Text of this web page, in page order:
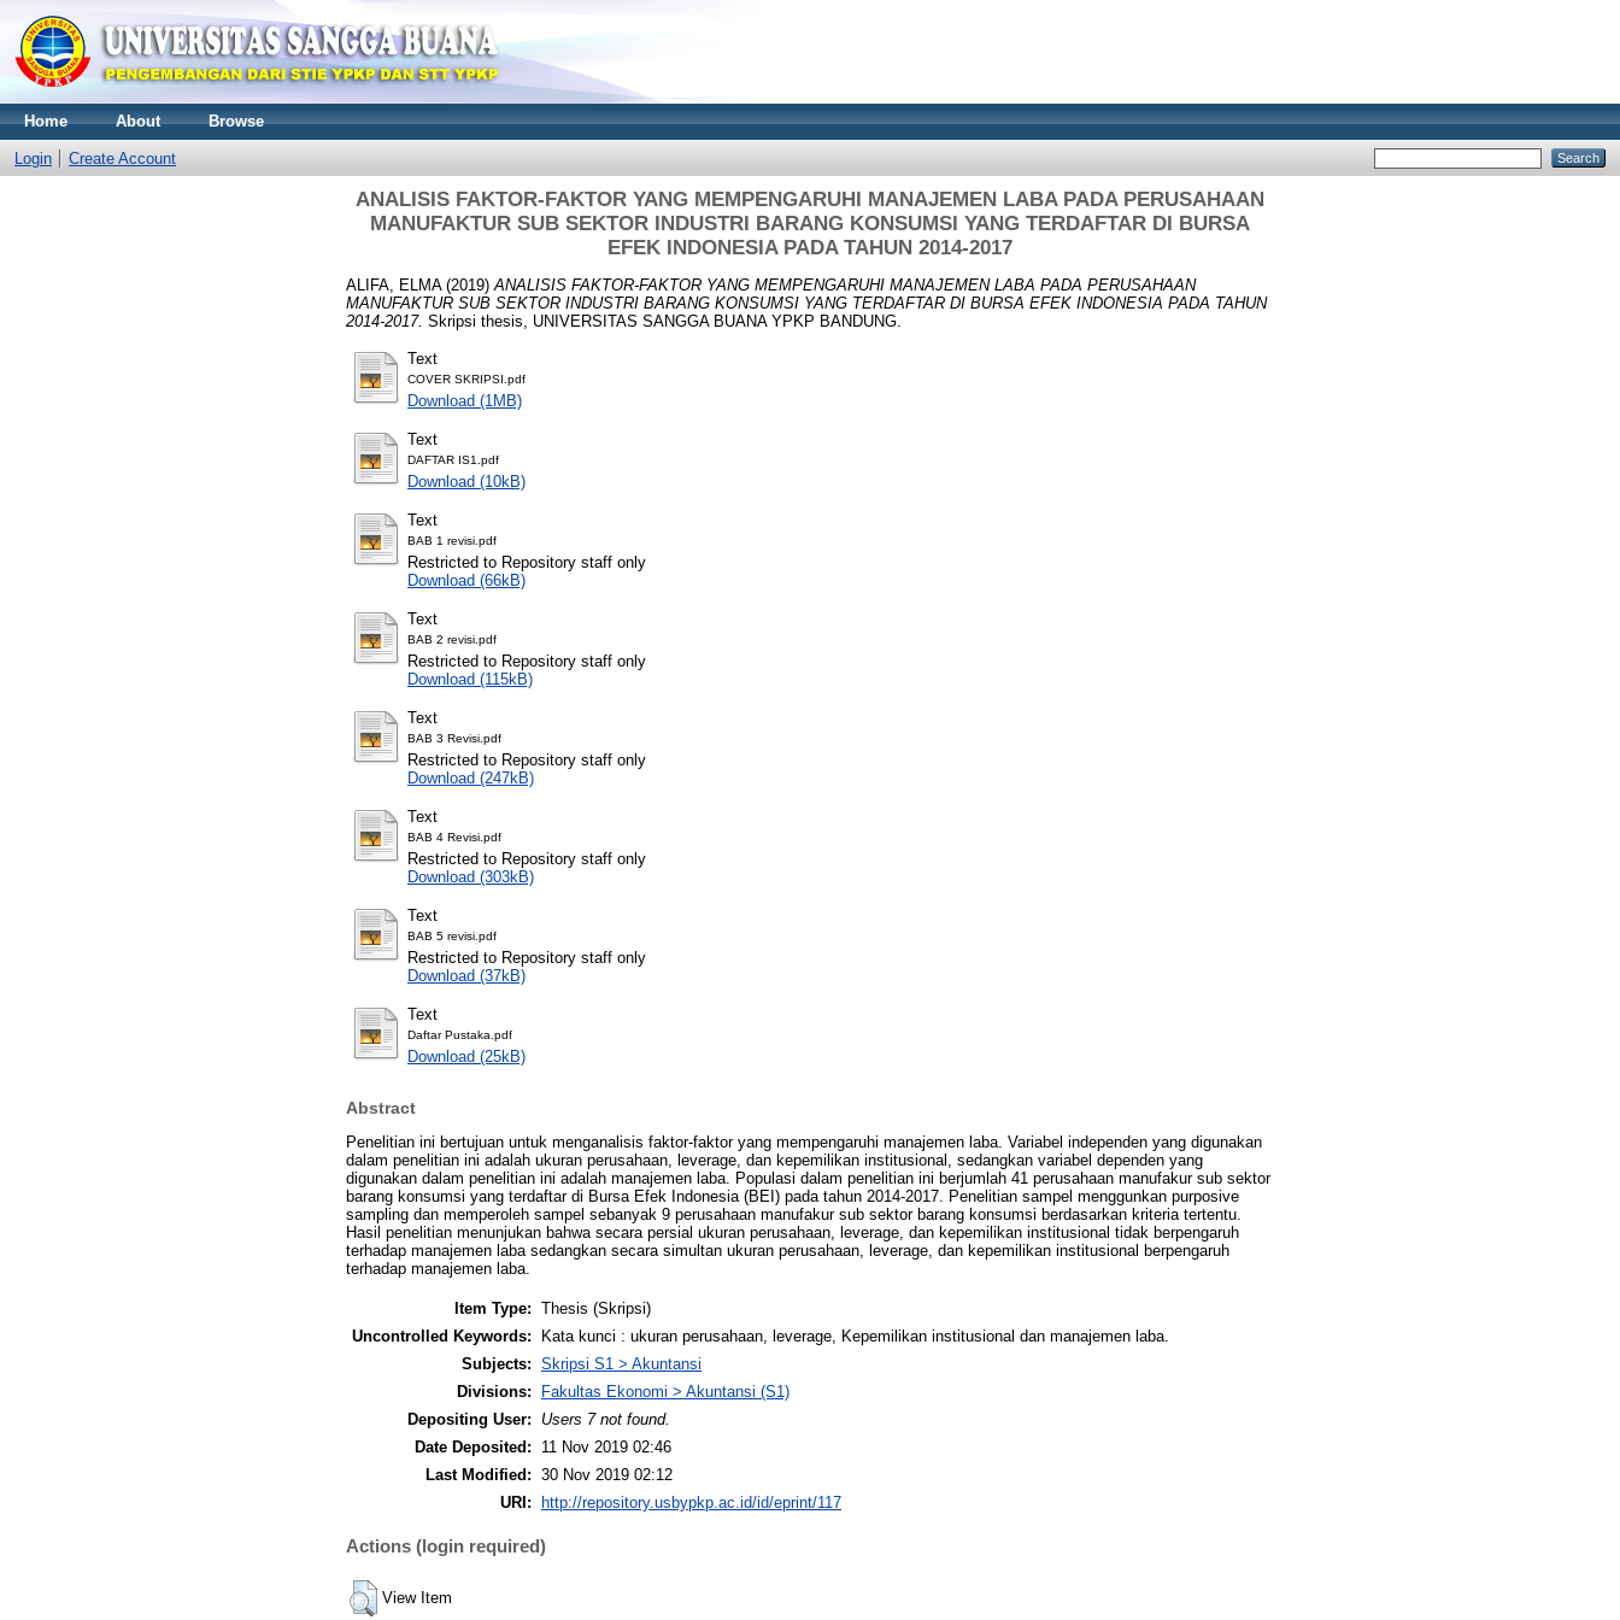
Home About Browse
Login Create Account
ANALISIS FAKTOR-FAKTOR YANG MEMPENGARUHI MANAJEMEN LABA PADA PERUSAHAAN
MANUFAKTUR SUB SEKTOR INDUSTRI BARANG KONSUMSI YANG TERDAFTAR DI BURSA
EFEK INDONESIA PADA TAHUN 2014-2017
ALIFA, ELMA(2019) ANALISIS FAKTOR-FAKTOR YANG MEMPENGARUHI MANAJEMEN LABA PADA PERUSAHAAN
MANUFAKTUR SUB SEKTOR INDUSTRI BARANG KONSUMSI YANG TERDAFTAR DI BURSA EFEK INDONESIA PADA TAHUN
2014-2017. Skripsi thesis, UNIVERSITAS SANGGA BUANA YPKP BANDUNG.
Text
COVER SKRIPSI.pdf
Download (1MB)
Text
DAFTAR IS1.pdf
Download (10kB)
Text
BAB 1 revisi.pdf
Restricted to Repository staff only
Download (66kB)
Text
BAB 2 revisi.pdf
Restricted to Repository staff only
Download (115kB)
Text
BAB 3 Revisi.pdf
Restricted to Repository staff only
Download (247kB)
Text
BAB 4 Revisi.pdf
Restricted to Repository staff only
Download (303kB)
Text
BAB 5 revisi.pdf
Restricted to Repository staff only
Download (37kB)
Text
Daftar Pustaka.pdf
Download (25kB)
Abstract
Penelitian ini bertujuan untuk menganalisis faktor-faktor yang mempengaruhi manajemen laba. Variabel independen yang digunakan
dalam penelitian ini adalah ukuran perusahaan, leverage, dan kepemilikan institusional, sedangkan variabel dependen yang
digunakan dalam penelitian ini adalah manajemen laba. Populasi dalam penelitian ini berjumlah 41 perusahaan manufakur sub sektor
barang konsumsi yang terdaftar di Bursa Efek Indonesia (BEI) pada tahun 2014-2017. Penelitian sampel menggunkan purposive
sampling dan memperoleh sampel sebanyak 9 perusahaan manufakur sub sektor barang konsumsi berdasarkan kriteria tertentu.
Hasil penelitian menunjukan bahwa secara persial ukuran perusahaan, leverage, dan kepemilikan institusional tidak berpengaruh
terhadap manajemen laba sedangkan secara simultan ukuran perusahaan, leverage, dan kepemilikan institusional berpengaruh
terhadap manajemen laba.
Item Type: Thesis (Skripsi)
Uncontrolled Keywords:
Kata kunci : ukuran perusahaan, leverage, Kepemilikan institusional dan manajemen laba.
Subjects: Skripsi S1 > Akuntansi
Divisions:
Fakultas Ekonomi > Akuntansi (S1)
Depositing User:
Users 7 not found.
Date Deposited:
11 Nov 2019 02:46
Last Modified: 30 Nov 2019 02:12
URI:
http://repository.usbypkp.ac.id/id/eprint/117
Actions (login required)
View Item